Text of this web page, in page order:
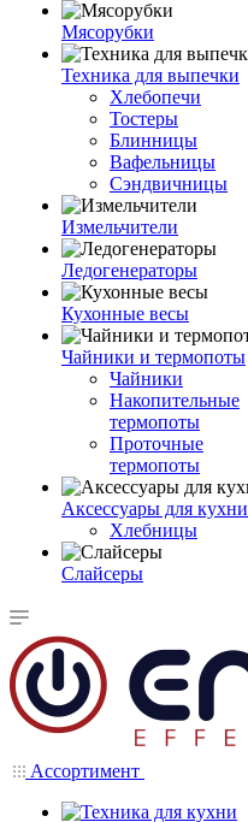
Мясорубки
Техника для выпечки
Хлебопечи
Тостеры
Блинницы
Вафельницы
Сэндвичницы
Измельчители
Ледогенераторы
Кухонные весы
Чайники и термопоты
Чайники
Накопительные
термопоты
Проточные
термопоты
Аксессуары для кухни
Хлебницы
Слайсеры
Ассортимент